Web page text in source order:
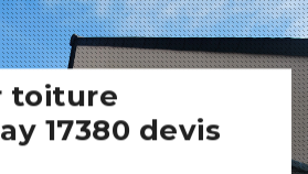
toiture
17380 devis